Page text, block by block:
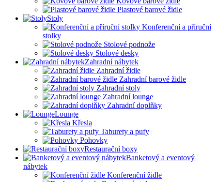
Plastové barové židle
Stoly
Konferenční a příruční
stolky
Stolové podnože
Stolové desky
Zahradní nábytek
Zahradní židle
Zahradní barové židle
Zahradní stoly
Zahradní lounge
Zahradní doplňky
Lounge
Křesla
Taburety a pufy
Pohovky
Restaurační boxy
Banketový a eventový
nábytek
Konferenční židle